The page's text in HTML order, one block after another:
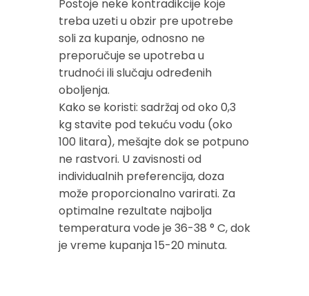
Postoje neke kontradikcije koje
treba uzeti u obzir pre upotrebe
soli za kupanje, odnosno ne
preporučuje se upotreba u
trudnoći ili slučaju određenih
oboljenja.
Kako se koristi: sadržaj od oko 0,3
kg stavite pod tekuću vodu (oko
100 litara), mešajte dok se potpuno
ne rastvori. U zavisnosti od
individualnih preferencija, doza
može proporcionalno varirati. Za
optimalne rezultate najbolja
temperatura vode je 36-38 ° C, dok
je vreme kupanja 15-20 minuta.